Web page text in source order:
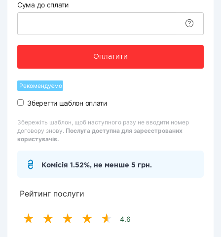
Сума до сплати
Оплатити
Рекомендуємо
Зберегти шаблон оплати
Збережіть шаблон, щоб наступного разу не вводити номер
договору знову. Послуга доступна для зареєстрованих
користувачів.
Комісія 1.52%, не менше 5 грн.
Рейтинг послуги
4.6